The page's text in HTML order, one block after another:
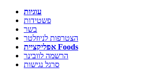
עוגיות
פשטידות
בשר
הצטרפות לניוזלטר
אפליקציית Foods
הרשמה לוובינר
סרגל נגישות